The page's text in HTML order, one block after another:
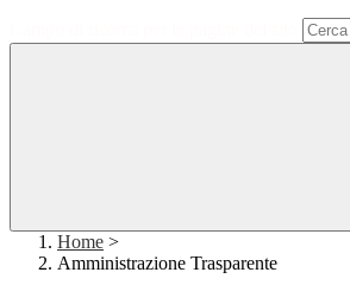
Home >
Amministrazione Trasparente